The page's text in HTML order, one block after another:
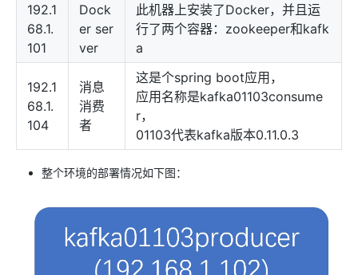
192.1
68.1.
101
Dock
er ser
ver
此机器上安装了Docker，并且运
行了两个容器：zookeeper和kafk
a
192.1
68.1.
104
消息
消费
者
这是个spring boot应用，
应用名称是kafka01103consume
r，
01103代表kafka版本0.11.0.3
整个环境的部署情况如下图：